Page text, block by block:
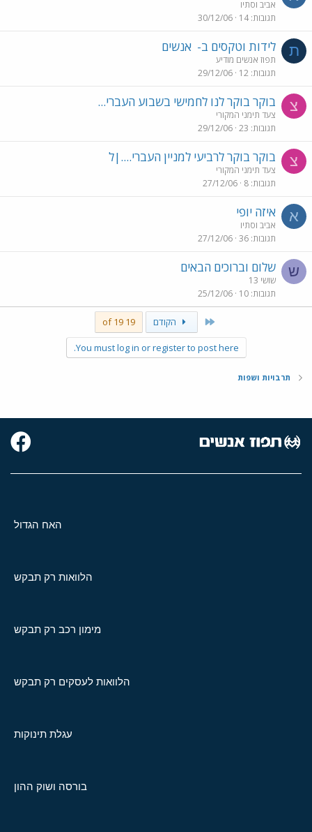
אביב וסתיו
תגובות 14
30/12/06
ת לידות וטקסים ב- אנשים
תפוז אנשים מודיע
תגובות 12
29/12/06
צ בוקר בוקר לנו לחמישי בשבוע העברי...
צעד תימני המקורי
תגובות 23
29/12/06
צ בוקר בוקר לרביעי למניין העברי....|ל
צעד תימני המקורי
תגובות 8
27/12/06
א איזה יופי
אביב וסתיו
תגובות 36
27/12/06
ש שלום וברוכים הבאים
שושי 13
תגובות 10
25/12/06
First הקודם 19 of 19
You must log in or register to post here.
תרבויות ושפות
האח הגדול
הלוואות רק תבקש
מימון רכב רק תבקש
הלוואות לעסקים רק תבקש
עגלת תינוקות
בורסה ושוק ההון